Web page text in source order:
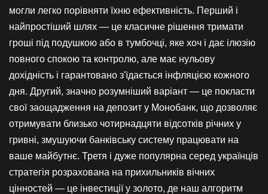
могли легко порівняти їхню ефективність. Перший і
найпростіший шлях — це класичне рішення тримати
гроші під подушкою або в тумбочці, яке хоч і дає ілюзію
повного спокою та контролю, але має нульову
дохідність і гарантовано з'їдається інфляцією кожного
дня. Другий, значно розумніший варіант — це покласти
свої заощадження на депозит у Монобанк, що дозволяє
отримувати близько чотирнадцяти відсотків річних у
гривні, змушуючи банківську систему працювати на
ваше майбутнє. Третя і дуже популярна серед українців
стратегія розрахована на прихильників вічних
цінностей — це інвестиції у золото, де наш алгоритм